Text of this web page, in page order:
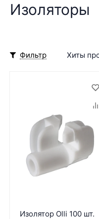
Изоляторы
Фильтр Хиты
Изолятор Olli 100 шт.